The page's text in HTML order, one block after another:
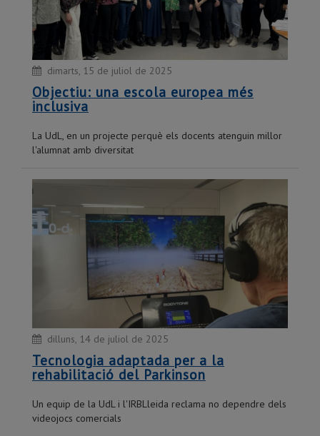
dimarts, 15 de juliol de 2025
Objectiu: una escola europea més
inclusiva
La UdL, en un projecte perquè els docents atenguin millor
l'alumnat amb diversitat
dilluns, 14 de juliol de 2025
Tecnologia adaptada per a la
rehabilitació del Parkinson
Un equip de la UdL i l'IRBLleida reclama no dependre dels
videojocs comercials